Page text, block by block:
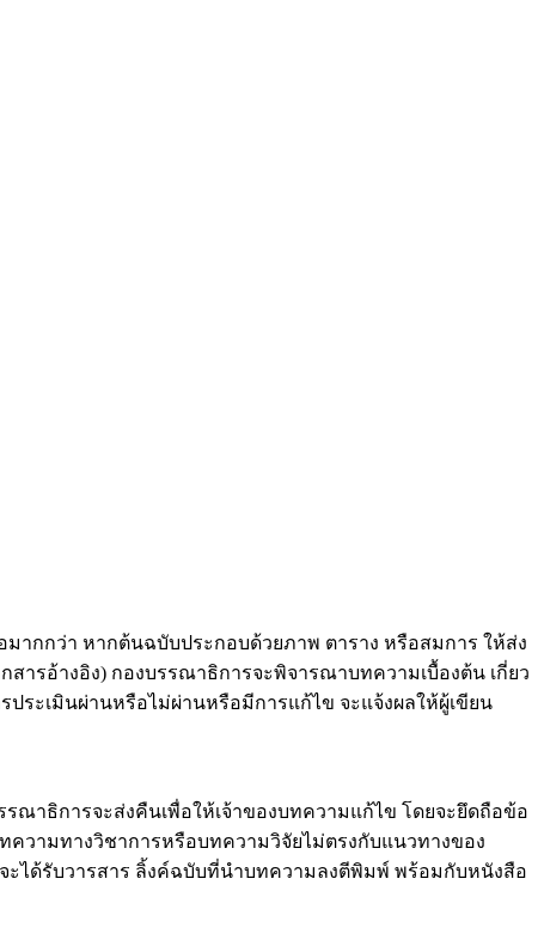
มากกว่า หากต้นฉบับประกอบด้วยภาพ ตาราง หรือสมการ ให้ส่ง
สารอ้างอิง) กองบรรณาธิการจะพิจารณาบทความเบื้องต้น เกี่ยว
ระเมินผ่านหรือไม่ผ่านหรือมีการแก้ไข จะแจ้งผลให้ผู้เขียน
าธิการจะส่งคืนเพื่อให้เจ้าของบทความแก้ไข โดยจะยึดถือข้อ
วามทางวิชาการหรือบทความวิจัยไม่ตรงกับแนวทางของ
ได้รับวารสาร ลิ้งค์ฉบับที่นำบทความลงตีพิมพ์ พร้อมกับหนังสือ